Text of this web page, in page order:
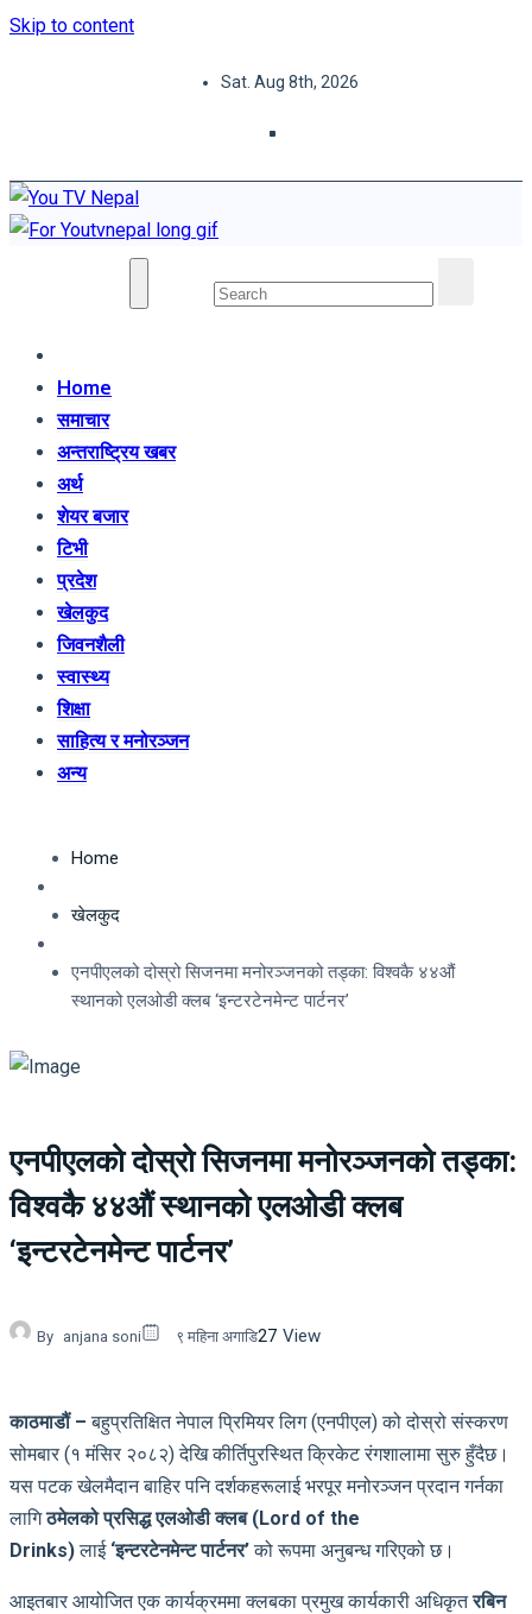
Skip to content
Sat. Aug 8th, 2026
Home
समाचार
अन्तराष्ट्रिय खबर
अर्थ
शेयर बजार
टिभी
प्रदेश
खेलकुद
जिवनशैली
स्वास्थ्य
शिक्षा
साहित्य र मनोरञ्जन
अन्य
Home
खेलकुद
एनपीएलको दोस्रो सिजनमा मनोरञ्जनको तड्का: विश्वकै ४४औं
स्थानको एलओडी क्लब ‘इन्टरटेनमेन्ट पार्टनर’
एनपीएलको दोस्रो सिजनमा मनोरञ्जनको तड्का:
विश्वकै ४४औं स्थानको एलओडी क्लब
‘इन्टरटेनमेन्ट पार्टनर’
By anjana soni ९ महिना अगाडि27 View
काठमाडौं – बहुप्रतिक्षित नेपाल प्रिमियर लिग (एनपीएल) को दोस्रो संस्करण
सोमबार (१ मंसिर २०८२) देखि कीर्तिपुरस्थित क्रिकेट रंगशालामा सुरु हुँदैछ।
यस पटक खेलमैदान बाहिर पनि दर्शकहरूलाई भरपूर मनोरञ्जन प्रदान गर्नका
लागिठमेलको प्रसिद्ध एलओडी क्लब (Lord of the
Drinks)लाई ‘इन्टरटेनमेन्ट पार्टनर’को रूपमा अनुबन्ध गरिएको छ।
आइतबार आयोजित एक कार्यक्रममा क्लबका प्रमुख कार्यकारी अधिकृतरबिन